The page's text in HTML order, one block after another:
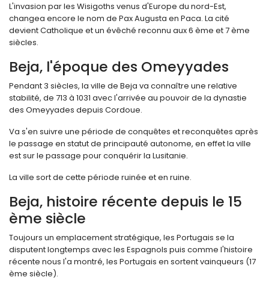
L'invasion par les Wisigoths venus d'Europe du nord-Est,
changea encore le nom de Pax Augusta en Paca. La cité
devient Catholique et un évêché reconnu aux 6 ème et 7 ème
siècles.
Beja, l'époque des Omeyyades
Pendant 3 siècles, la ville de Beja va connaître une relative
stabilité, de 713 à 1031 avec l'arrivée au pouvoir de la dynastie
des Omeyyades depuis Cordoue.
Va s'en suivre une période de conquêtes et reconquêtes après
le passage en statut de principauté autonome, en effet la ville
est sur le passage pour conquérir la Lusitanie.
La ville sort de cette période ruinée et en ruine.
Beja, histoire récente depuis le 15
ème siècle
Toujours un emplacement stratégique, les Portugais se la
disputent longtemps avec les Espagnols puis comme l'histoire
récente nous l'a montré, les Portugais en sortent vainqueurs (17
ème siècle).